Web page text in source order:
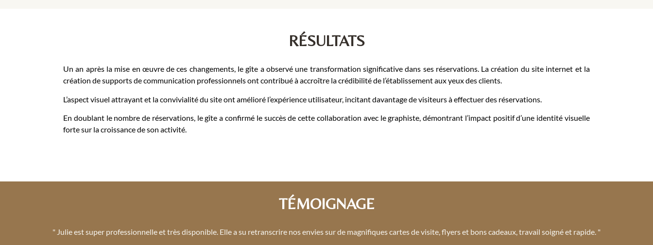
RÉSULTATS
Un an après la mise en œuvre de ces changements, le gîte a observé une transformation significative dans ses réservations. La création du site internet et la
création de supports de communication professionnels ont contribué à accroître la crédibilité de l’établissement aux yeux des clients.
L’aspect visuel attrayant et la convivialité du site ont amélioré l’expérience utilisateur, incitant davantage de visiteurs à effectuer des réservations.
En doublant le nombre de réservations, le gîte a confirmé le succès de cette collaboration avec le graphiste, démontrant l’impact positif d’une identité visuelle
forte sur la croissance de son activité.
TÉMOIGNAGE
" Julie est super professionnelle et très disponible. Elle a su retranscrire nos envies sur de magnifiques cartes de visite, flyers et bons cadeaux, travail soigné et rapide. "